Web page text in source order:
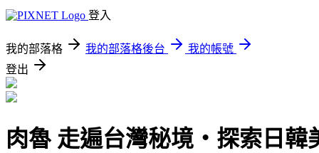
登入
我的部落格 我的部落格後台
我的帳號
登出
肉魯 走遍台灣秘境・探索日韓